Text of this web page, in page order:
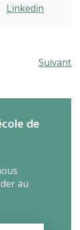
Linkedin
Suivant
de
au